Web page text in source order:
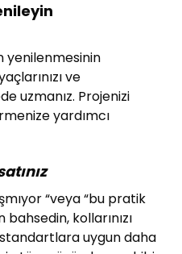
yenilenmesinin
ve
uzmanız. Projenizi
yardımcı
“veya “bu pratik
bahsedin, kollarınızı
standartlara uygun daha